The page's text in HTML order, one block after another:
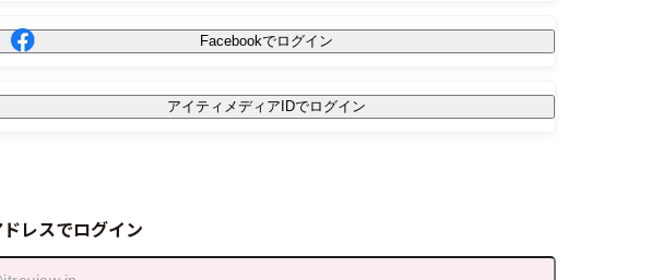
Facebookでログイン
アイティメディアIDでログイン
レスでログイン